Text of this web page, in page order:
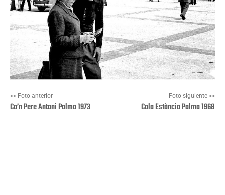
<< Foto anterior
Ca’n Pere Antoni Palma 1973
Foto siguiente >>
Cala Estància Palma 1968